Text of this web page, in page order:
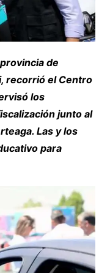
de
recorrió el Centro
los
junto al
Las y los
para